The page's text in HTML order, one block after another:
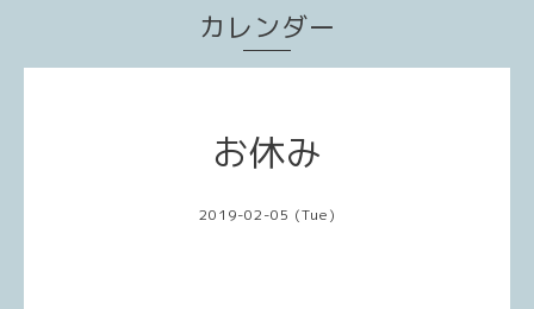
カレンダー
お休み
2019-02-05 (Tue)